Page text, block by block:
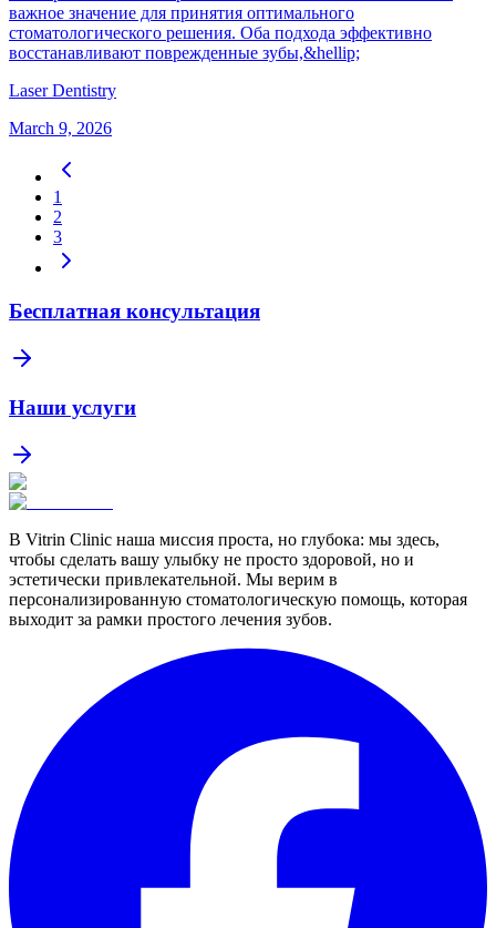
важное значение для принятия оптимального
стоматологического решения. Оба подхода эффективно
восстанавливают поврежденные зубы,&hellip;
Laser Dentistry
March 9, 2026
1
2
3
Бесплатная консультация
Наши услуги
В Vitrin Clinic наша миссия проста, но глубока: мы здесь,
чтобы сделать вашу улыбку не просто здоровой, но и
эстетически привлекательной. Мы верим в
персонализированную стоматологическую помощь, которая
выходит за рамки простого лечения зубов.